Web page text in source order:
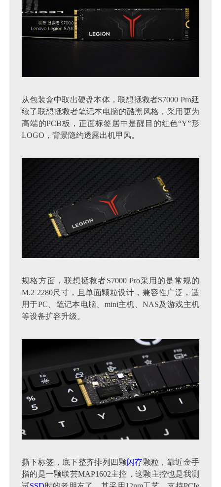
从包装盒中取出硬盘本体，联想拯救者S7000 Pro延
续了联想拯救者笔记本电脑的酷黑风格，采用更为
高端的PCB板，正面标签居中是醒目的红色“Y”形
LOGO，背景隐约透露出机甲风。
规格方面，联想拯救者S7000 Pro采用的是常规的
M.2 2280尺寸，且单面颗粒设计，兼容性广泛，适
用于PC、笔记本电脑、mini主机、NAS及游戏主机
等设备扩容升级。
撕下标签，底下整齐排列四颗闪存颗粒，靠近金手
指的是一颗联芸MAP1602主控，这颗主控也是我测